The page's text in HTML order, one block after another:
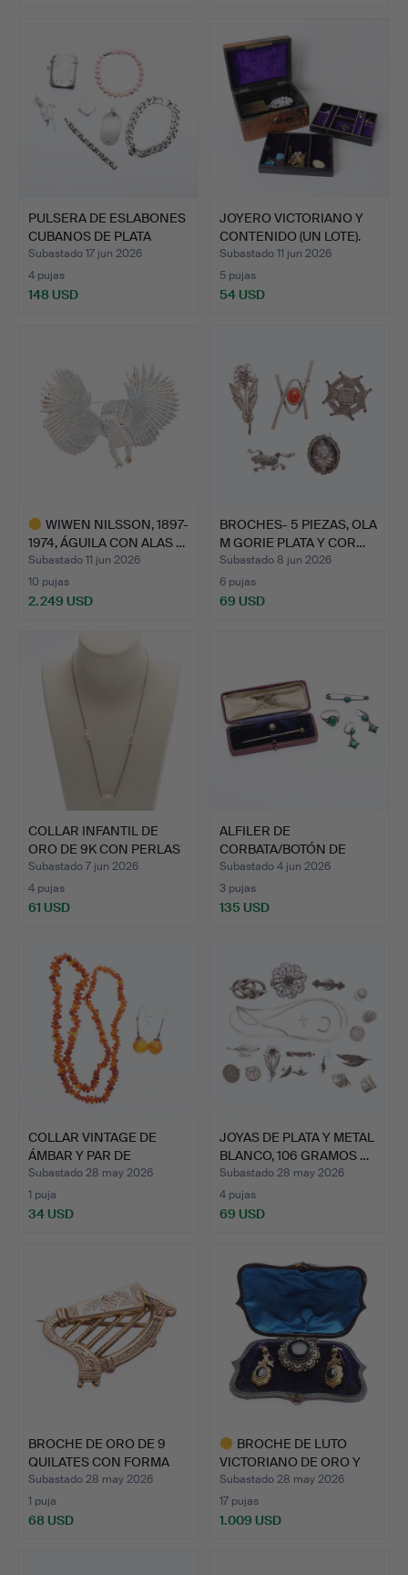
seleccionado
PULSERA DE ESLABONES
CUBANOS DE PLATA
PESA…
Subastado 17 jun 2026
4 pujas
148 USD
JOYERO VICTORIANO Y
CONTENIDO (UN LOTE).
Subastado 11 jun 2026
5 pujas
54 USD
WIWEN NILSSON, 1897-
1974, ÁGUILA CON ALAS …
Subastado 11 jun 2026
10 pujas
2.249 USD
seleccionado
BROCHES- 5 PIEZAS, OLA
M GORIE PLATA Y COR…
Subastado 8 jun 2026
6 pujas
69 USD
COLLAR INFANTIL DE
ORO DE 9K CON PERLAS
DE…
Subastado 7 jun 2026
4 pujas
61 USD
ALFILER DE
CORBATA/BOTÓN DE
CUELLO VICTORI…
Subastado 4 jun 2026
3 pujas
135 USD
COLLAR VINTAGE DE
ÁMBAR Y PAR DE
PENDIENTE…
Subastado 28 may 2026
1 puja
34 USD
JOYAS DE PLATA Y METAL
BLANCO, 106 GRAMOS …
Subastado 28 may 2026
4 pujas
69 USD
BROCHE DE ORO DE 9
QUILATES CON FORMA
DE A…
Subastado 28 may 2026
1 puja
68 USD
BROCHE DE LUTO
VICTORIANO DE ORO Y
PAR DE …
Subastado 28 may 2026
17 pujas
1.009 USD